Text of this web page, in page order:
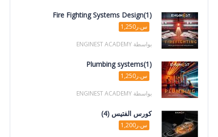
Fire Fighting Systems Design(1)
س.ر1,250
بواسطة ENGINEST ACADEMY
Plumbing systems(1)
س.ر1,250
بواسطة ENGINEST ACADEMY
كورس الفتيس (4)
س.ر1,200